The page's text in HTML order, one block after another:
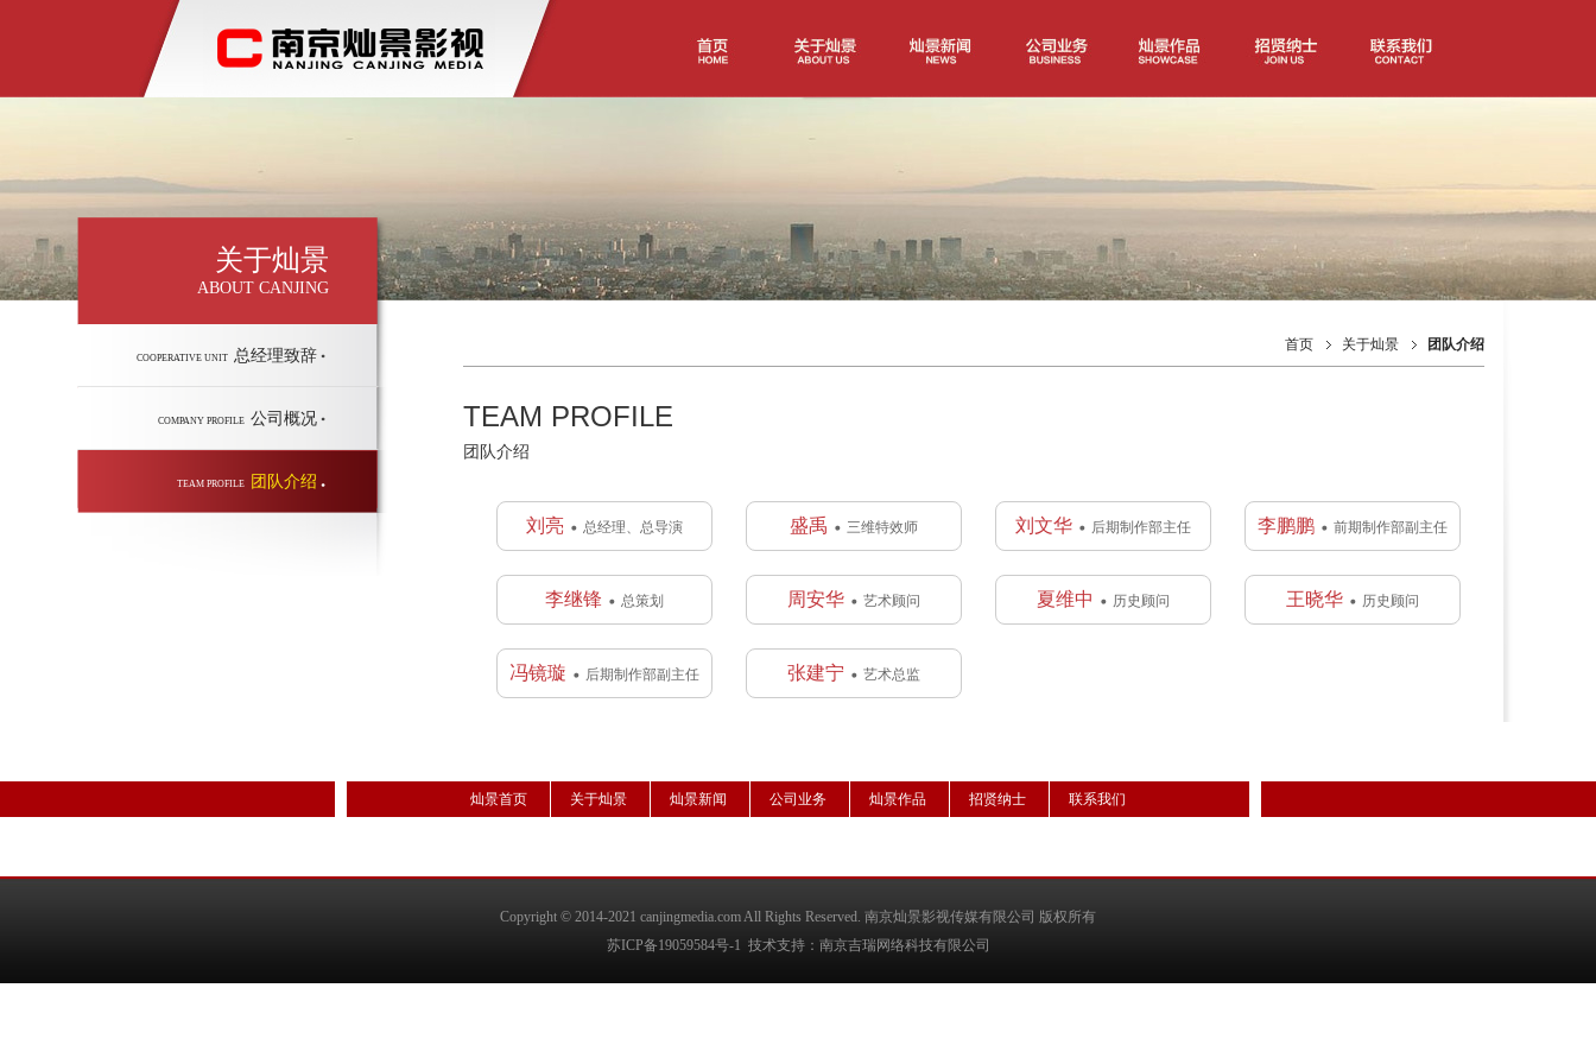
关于灿景
ABOUT CANJING
COOPERATIVE UNIT 总经理致辞
COMPANY PROFILE 公司概况
TEAM PROFILE 团队介绍
首页 关于灿景 团队介绍
TEAM PROFILE
团队介绍
刘亮 总经理、总导演 盛禹 三维特效师 刘文华 后期制作部主任 李鹏鹏 前期制作部副主任
李继锋 总策划 周安华 艺术顾问 夏维中 历史顾问 王晓华 历史顾问
冯镜璇 后期制作部副主任 张建宁 艺术总监
灿景首页 关于灿景 灿景新闻 公司业务 灿景作品 招贤纳士 联系我们
Copyright © 2014-2021 canjingmedia.comAll Rights Reserved. 南京灿景影视传媒有限公司 版权所有
苏ICP备19059584号-1 技术支持： 南京吉瑞网络科技有限公司